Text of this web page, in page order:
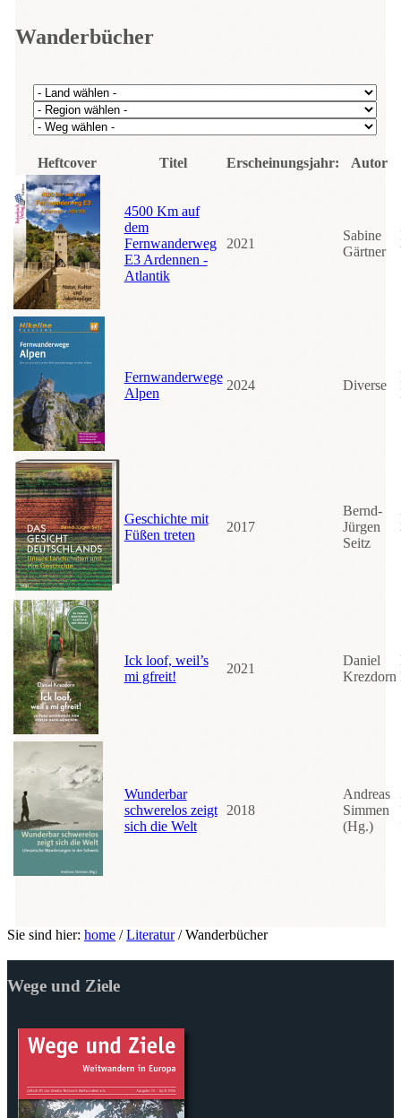
Wanderbücher
Heftcover Titel Erscheinungsjahr: Autor
4500 Km auf
dem
Fernwanderweg
E3 Ardennen -
Atlantik
2021
Sabine
Gärtner
Fernwanderwege
Alpen
2024 Diverse
Geschichte mit
Füßen treten
2017
Bernd-
Jürgen
Seitz
Ick loof, weil’s
mi gfreit!
2021
Daniel
Krezdorn
Wunderbar
schwerelos zeigt
sich die Welt
2018
Andreas
Simmen
(Hg.)
Sie sind hier: home /Literatur/Wanderbücher
Wege und Ziele